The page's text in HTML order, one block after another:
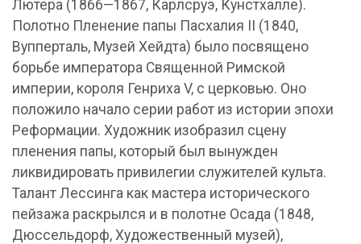
Лютера (1866—1867, Карлсруэ, Кунстхалле).
Полотно Пленение папы Пасхалия II (1840,
Вупперталь, Музей Хейдта) было посвящено
борьбе императора Священной Римской
империи, короля Генриха V, с церковью. Оно
положило начало серии работ из истории эпохи
Реформации. Художник изобразил сцену
пленения папы, который был вынужден
ликвидировать привилегии служителей культа.
Талант Лессинга как мастера исторического
пейзажа раскрылся и в полотне Осада (1848,
Дюссельдорф, Художественный музей),